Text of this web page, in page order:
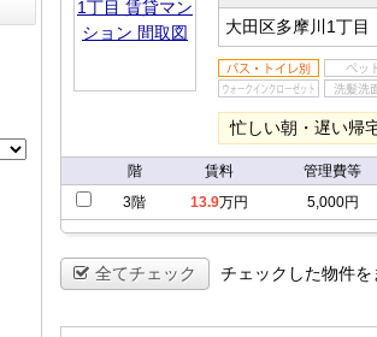
大田区多摩川1丁目
忙しい朝・遅い帰
階 賃料 管理費等
3階
13.9万円 5,000円
全てチェック チェックした物件を